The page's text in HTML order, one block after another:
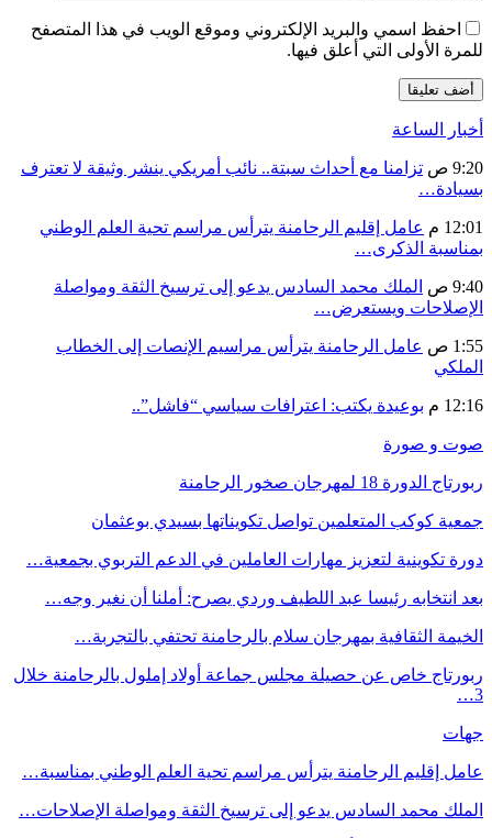
احفظ اسمي والبريد الإلكتروني وموقع الويب في هذا المتصفح
للمرة الأولى التي أعلق فيها.
أخبار الساعة
9:20 ص
تزامنا مع أحداث سبتة.. نائب أمريكي ينشر وثيقة لا تعترف
بسيادة…
12:01 م
عامل إقليم الرحامنة يترأس مراسم تحية العلم الوطني
بمناسبة الذكرى…
9:40 ص
الملك محمد السادس يدعو إلى ترسيخ الثقة ومواصلة
الإصلاحات ويستعرض…
1:55 ص
عامل الرحامنة يترأس مراسيم الإنصات إلى الخطاب
الملكي
12:16 م بوعيدة يكتب: اعترافات سياسي “فاشل”..
صوت و صورة
ربورتاج الدورة 18 لمهرجان صخور الرحامنة
جمعية كوكب المتعلمين تواصل تكويناتها بسيدي بوعثمان
دورة تكوينية لتعزيز مهارات العاملين في الدعم التربوي بجمعية…
بعد انتخابه رئيسا عبد اللطيف وردي يصرح: أملنا أن نغير وجه…
الخيمة الثقافية بمهرجان سلام بالرحامنة تحتفي بالتجربة…
ربورتاج خاص عن حصيلة مجلس جماعة أولاد إملول بالرحامنة خلال
3…
جهات
عامل إقليم الرحامنة يترأس مراسم تحية العلم الوطني بمناسبة…
الملك محمد السادس يدعو إلى ترسيخ الثقة ومواصلة الإصلاحات…